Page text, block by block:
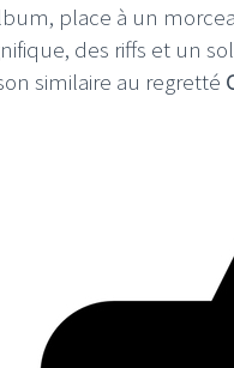
place à un
des riffs et un
similaire au regretté